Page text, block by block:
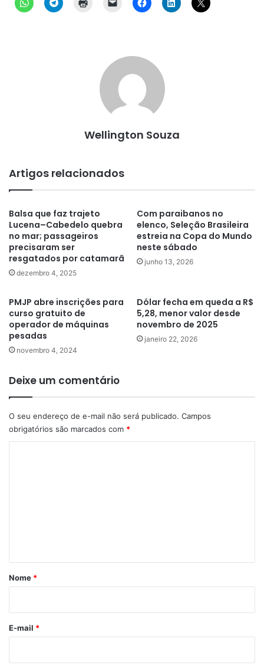
Wellington Souza
Artigos relacionados
Balsa que faz trajeto
Lucena–Cabedelo quebra
no mar; passageiros
precisaram ser
resgatados por catamarã
dezembro 4, 2025
Com paraibanos no
elenco, Seleção Brasileira
estreia na Copa do Mundo
neste sábado
junho 13, 2026
PMJP abre inscrições para
curso gratuito de
operador de máquinas
pesadas
novembro 4, 2024
Dólar fecha em queda a R$
5,28, menor valor desde
novembro de 2025
janeiro 22, 2026
Deixe um comentário
O seu endereço de e-mail não será publicado. Campos
obrigatórios são marcados com *
r
*
Nome *
E-mail *